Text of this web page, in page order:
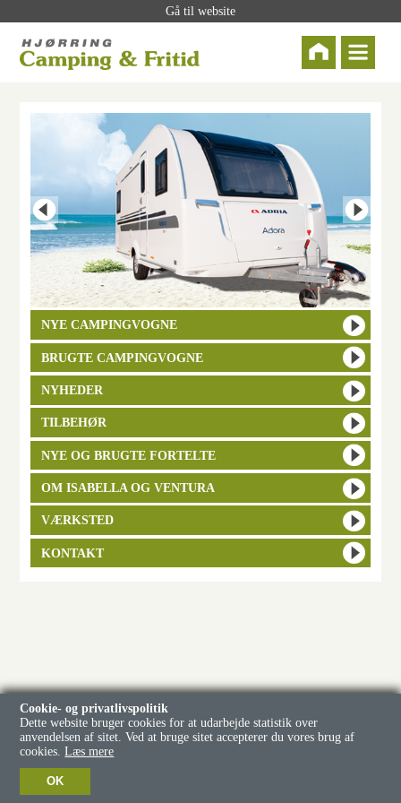
Gå til website
NYE CAMPINGVOGNE
BRUGTE CAMPINGVOGNE
NYHEDER
TILBEHØR
NYE OG BRUGTE FORTELTE
OM ISABELLA OG VENTURA
VÆRKSTED
KONTAKT
Cookie- og privatlivspolitik
Dette website bruger cookies for at udarbejde statistik over
anvendelsen af sitet. Ved at bruge sitet accepterer du vores brug af
cookies. Læs mere